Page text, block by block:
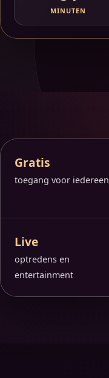
MINUTEN
Gratis
toegang voor iedereen
Live
optredens en
entertainment